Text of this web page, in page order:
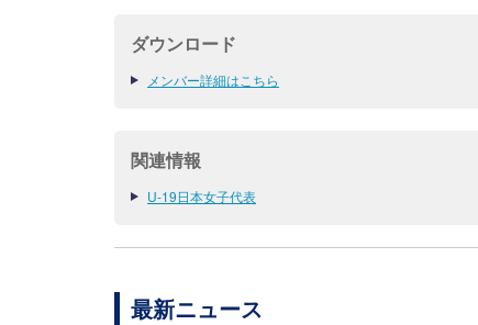
ダウンロード
メンバー詳細はこちら
関連情報
U-19日本女子代表
最新ニュース